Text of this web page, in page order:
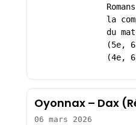
la
du
(5e,
(4e,
Oyonnax – Dax
06 mars 2026